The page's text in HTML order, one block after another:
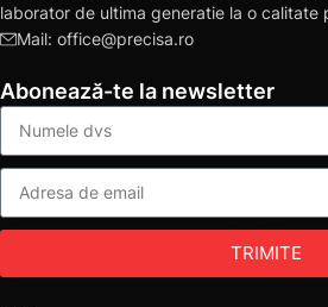
laborator de ultima generatie la o calitate
Mail: office@precisa.ro
Abonează-te la newsletter
TRIMITE